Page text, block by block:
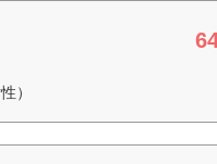
）